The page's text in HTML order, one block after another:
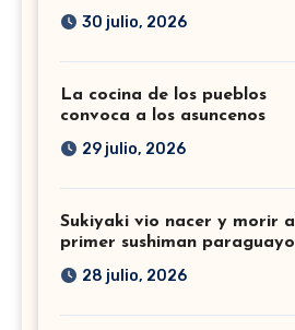
30 julio, 2026
La cocina de los pueblos
convoca a los asuncenos
29 julio, 2026
Sukiyaki vio nacer y morir al
primer sushiman paraguayo
28 julio, 2026